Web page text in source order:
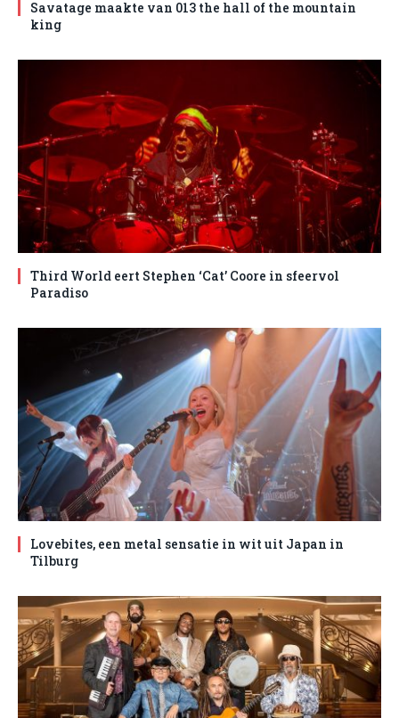
Savatage maakte van 013 the hall of the mountain
king
Third World eert Stephen ‘Cat’ Coore in sfeervol
Paradiso
Lovebites, een metal sensatie in wit uit Japan in
Tilburg